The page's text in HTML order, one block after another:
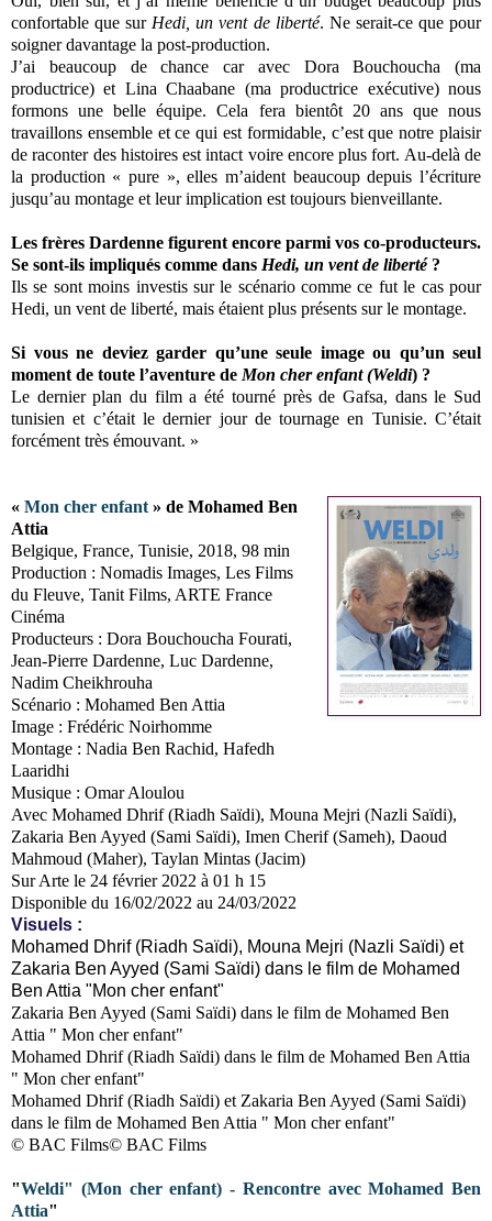
confortable que sur Hedi, un vent de liberté. Ne serait-ce que pour
soigner davantage la post-production.
J’ai beaucoup de chance car avec Dora Bouchoucha (ma
productrice) et Lina Chaabane (ma productrice exécutive) nous
formons une belle équipe. Cela fera bientôt 20 ans que nous
travaillons ensemble et ce qui est formidable, c’est que notre plaisir
de raconter des histoires est intact voire encore plus fort. Au-delà de
la production « pure », elles m’aident beaucoup depuis l’écriture
jusqu’au montage et leur implication est toujours bienveillante.
Les frères Dardenne figurent encore parmi vos co-producteurs.
Se sont-ils impliqués comme dans Hedi, un vent de liberté?
Ils se sont moins investis sur le scénario comme ce fut le cas pour
Hedi, un vent de liberté, mais étaient plus présents sur le montage.
Si vous ne deviez garder qu’une seule image ou qu’un seul
moment de toute l’aventure de Mon cher enfant (Weldi) ?
Le dernier plan du film a été tourné près de Gafsa, dans le Sud
tunisien et c’était le dernier jour de tournage en Tunisie. C’était
forcément très émouvant. »
« Mon cher enfant » de Mohamed Ben
Attia
Belgique, France, Tunisie, 2018, 98 min
Production : Nomadis Images, Les Films
du Fleuve, Tanit Films, ARTE France
Cinéma
Producteurs : Dora Bouchoucha Fourati,
Jean-Pierre Dardenne, Luc Dardenne,
Nadim Cheikhrouha
Scénario : Mohamed Ben Attia
Image : Frédéric Noirhomme
Montage : Nadia Ben Rachid, Hafedh
Laaridhi
Musique : Omar Aloulou
Avec Mohamed Dhrif (Riadh Saïdi), Mouna Mejri (Nazli Saïdi),
Zakaria Ben Ayyed (Sami Saïdi), Imen Cherif (Sameh), Daoud
Mahmoud (Maher), Taylan Mintas (Jacim)
Sur Arte le 24 février 2022 à 01 h 15
Disponible du 16/02/2022 au 24/03/2022
Visuels :
Mohamed Dhrif (Riadh Saïdi), Mouna Mejri (Nazli Saïdi) et
Zakaria Ben Ayyed (Sami Saïdi) dans le film de Mohamed
Ben Attia "Mon cher enfant"
Zakaria Ben Ayyed (Sami Saïdi) dans le film de Mohamed Ben
Attia " Mon cher enfant"
Mohamed Dhrif (Riadh Saïdi) dans le film de Mohamed Ben Attia
" Mon cher enfant"
Mohamed Dhrif (Riadh Saïdi) et Zakaria Ben Ayyed (Sami Saïdi)
dans le film de Mohamed Ben Attia " Mon cher enfant"
© BAC Films© BAC Films
"Weldi" (Mon cher enfant) - Rencontre avec Mohamed Ben
Attia"